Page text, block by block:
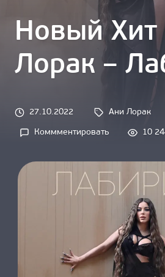
КАК СЛУШАТЬ!?
ГОРОДА ВЕЩАНИЯ
Новый Хит
Лорак –
27.10.2022 Ани Лорак
Коммментировать
Новый
от
Лорак
–
Лабиринт
10